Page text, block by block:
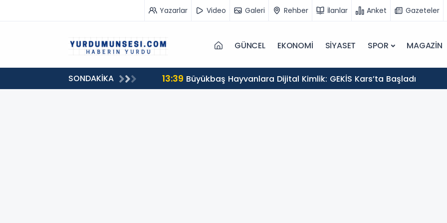
Yazarlar Video Galeri Rehber İlanlar Anket Gazeteler
GÜNCEL EKONOMİ SİYASET SPOR MAGAZİN
SONDAKİKA
milyon 549 bin 594 TL. bağış 13:39 Büyükbaş Hayvanlara Dijital Kimlik: GEKİS Kars’ta Başladı